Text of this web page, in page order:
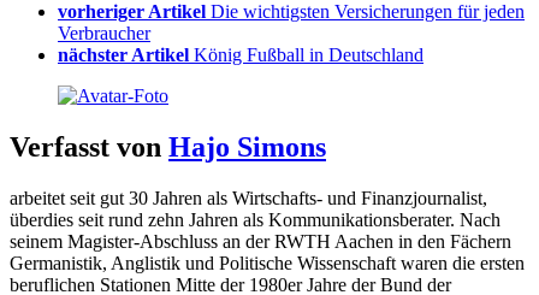
vorheriger Artikel Die wichtigsten Versicherungen für jeden
Verbraucher
nächster Artikel König Fußball in Deutschland
Verfasst von Hajo Simons
arbeitet seit gut 30 Jahren als Wirtschafts- und Finanzjournalist,
überdies seit rund zehn Jahren als Kommunikationsberater. Nach
seinem Magister-Abschluss an der RWTH Aachen in den Fächern
Germanistik, Anglistik und Politische Wissenschaft waren die ersten
beruflichen Stationen Mitte der 1980er Jahre der Bund der